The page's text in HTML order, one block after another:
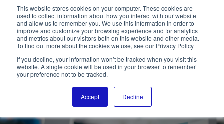
This website stores cookies on your computer. These cookies are
used to collect information about how you interact with our website
and allow us to remember you. We use this information in order to
improve and customize your browsing experience and for analytics
and metrics about our visitors both on this website and other media.
To find out more about the cookies we use, see our Privacy Policy
If you decline, your information won’t be tracked when you visit this
website. A single cookie will be used in your browser to remember
your preference not to be tracked.
Accept Decline
DIGITALL
IT-SERVICE-BETRIEB MIT
MODERNER ITSM-
PLATTFORM
TRANSFORMIEREN